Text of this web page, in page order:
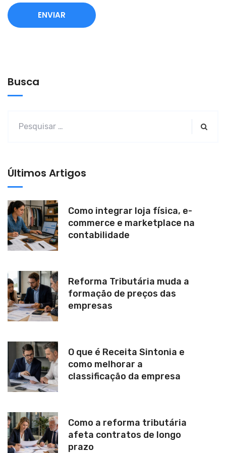
e
e
:
Busca
Últimos Artigos
Como integrar loja física, e-
commerce e marketplace na
contabilidade
Reforma Tributária muda a
formação de preços das
empresas
O que é Receita Sintonia e
como melhorar a
classificação da empresa
Como a reforma tributária
afeta contratos de longo
prazo